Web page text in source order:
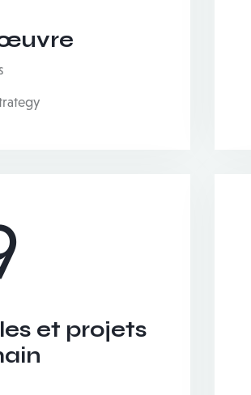
et projets